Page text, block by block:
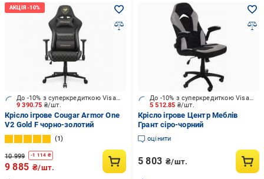
9 390.75 ₴/шт.
До -10% з суперкредиткою Visa Вигода
Крісло ігрове Cougar Armor One
V2 Gold F чорно-золотий
1
10 999 -1 114 ₴
9 885 ₴/шт.
5 512.85 ₴/шт.
До -10% з суперкредиткою Visa Вигода
Крісло ігрове Центр Меблів
Грант сіро-чорний
оцінити
5 803 ₴/шт.